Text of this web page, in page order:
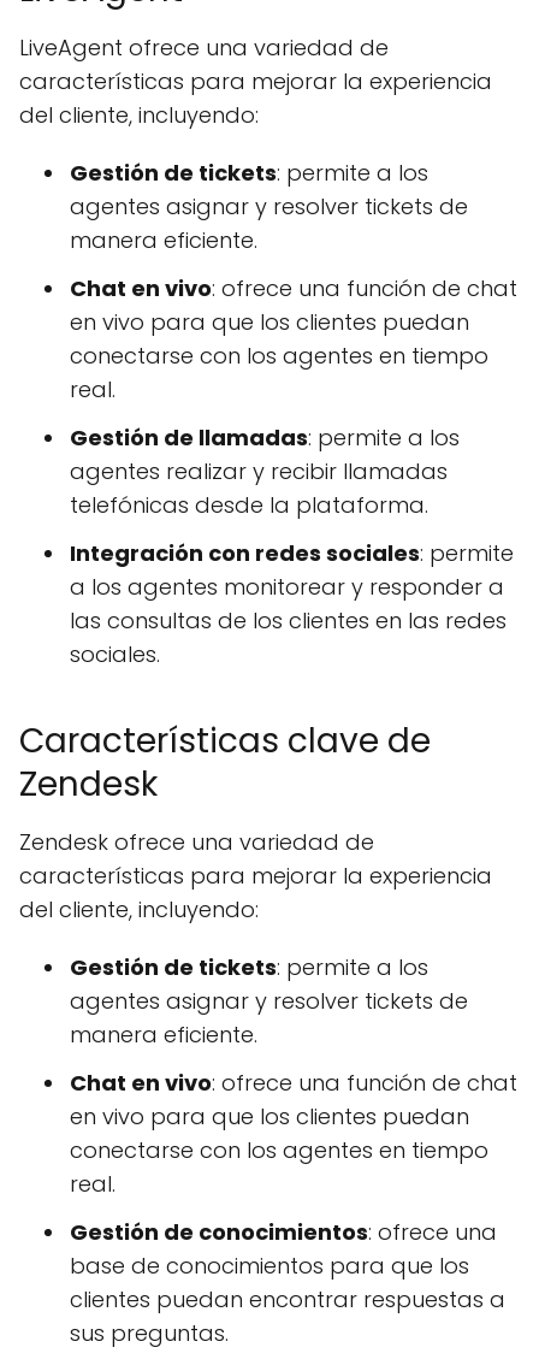
LiveAgent ofrece una variedad de
características para mejorar la experiencia
del cliente, incluyendo:
Gestión de tickets: permite a los
agentes asignar y resolver tickets de
manera eficiente.
Chat en vivo: ofrece una función de chat
en vivo para que los clientes puedan
conectarse con los agentes en tiempo
real.
Gestión de llamadas: permite a los
agentes realizar y recibir llamadas
telefónicas desde la plataforma.
Integración con redes sociales: permite
a los agentes monitorear y responder a
las consultas de los clientes en las redes
sociales.
Características clave de
Zendesk
Zendesk ofrece una variedad de
características para mejorar la experiencia
del cliente, incluyendo:
Gestión de tickets: permite a los
agentes asignar y resolver tickets de
manera eficiente.
Chat en vivo: ofrece una función de chat
en vivo para que los clientes puedan
conectarse con los agentes en tiempo
real.
Gestión de conocimientos: ofrece una
base de conocimientos para que los
clientes puedan encontrar respuestas a
sus preguntas.